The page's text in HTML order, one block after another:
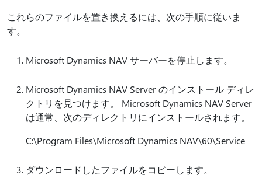
これらのファイルを置き換えるには、次の手順に従いま
す。
Microsoft Dynamics NAV サーバーを停止します。
Microsoft Dynamics NAV Server のインストール ディレ
クトリを見つけます。 Microsoft Dynamics NAV Server
は通常、次のディレクトリにインストールされます。
C:\Program Files\Microsoft Dynamics NAV\60\Service
ダウンロードしたファイルをコピーします。